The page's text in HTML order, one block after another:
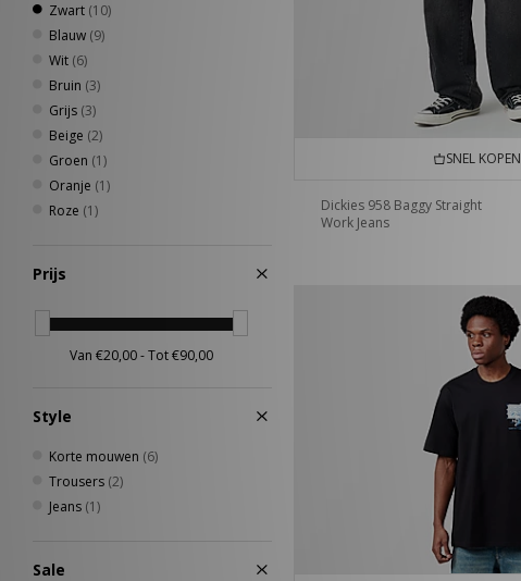
Zwart (10)
Blauw (9)
Wit (6)
Bruin (3)
Grijs (3)
Beige (2)
Groen (1)
Oranje (1)
Roze (1)
Prijs
Style
Korte mouwen (6)
Trousers (2)
Jeans (1)
Sale
SNEL KOPEN
Dickies 958 Baggy Straight
Work Jeans